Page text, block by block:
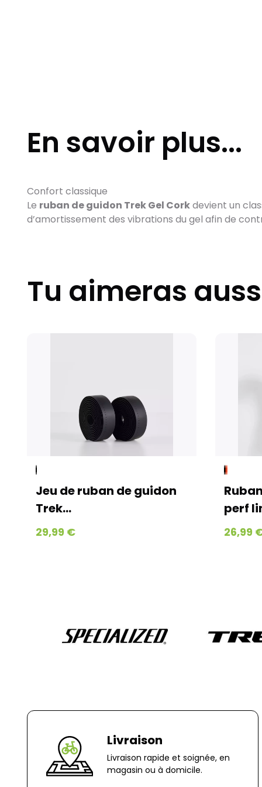
En savoir plus...
Confort classique
Le ruban de guidon Trek Gel Corkdevient un
d’amortissement des vibrations du gel afin de
Tu aimeras
Jeu de ruban de guidon
Trek...
29,99 €
Ruban
perf line
26,99 €
Livraison
Livraison rapide et soignée, en
magasin ou à domicile.